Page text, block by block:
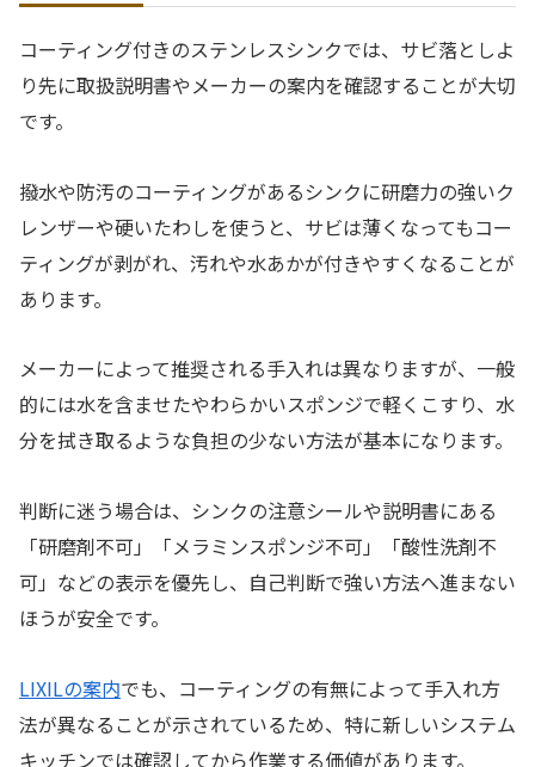
コーティング付きのステンレスシンクでは、サビ落としよ
り先に取扱説明書やメーカーの案内を確認することが大切
です。
撥水や防汚のコーティングがあるシンクに研磨力の強いク
レンザーや硬いたわしを使うと、サビは薄くなってもコー
ティングが剥がれ、汚れや水あかが付きやすくなることが
あります。
メーカーによって推奨される手入れは異なりますが、一般
的には水を含ませたやわらかいスポンジで軽くこすり、水
分を拭き取るような負担の少ない方法が基本になります。
判断に迷う場合は、シンクの注意シールや説明書にある
「研磨剤不可」「メラミンスポンジ不可」「酸性洗剤不
可」などの表示を優先し、自己判断で強い方法へ進まない
ほうが安全です。
LIXILの案内でも、コーティングの有無によって手入れ方
法が異なることが示されているため、特に新しいシステム
キッチンでは確認してから作業する価値があります。